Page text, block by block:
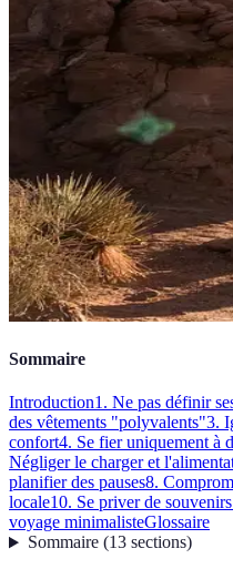
Sommaire
Introduction1. Ne pas définir
des vêtements "polyvalents"3.
confort4. Se fier uniquement à
Négliger le charger et
planifier des pauses8.
locale10. Se priver de
voyage minimalisteGlossaire
Sommaire(13 sections)